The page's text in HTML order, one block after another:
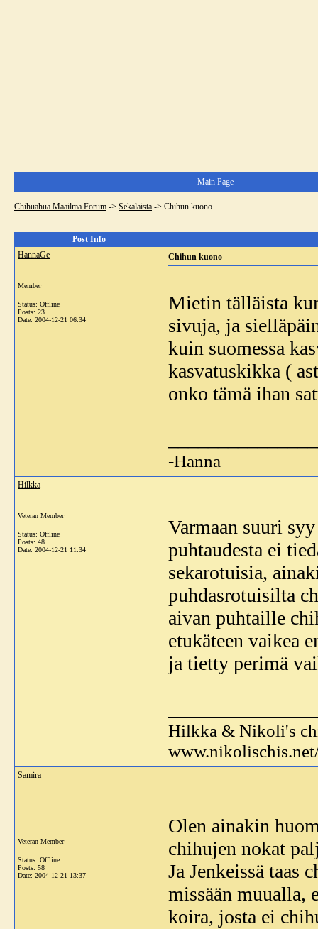
Main Page
Chihuahua Maailma Forum -> Sekalaista -> Chihun kuono
Post Info
HannaGe
Member
Status: Offline
Posts: 23
Date: 2004-12-21 06:34
Chihun kuono
Mietin tälläista
sivuja, ja
kuin suomessa
kasvatuskikka (
onko tämä ihan
-Hanna
Hilkka
Veteran Member
Status: Offline
Posts: 48
Date: 2004-12-21 11:34
Varmaan suuri
puhtaudesta ei
sekarotuisia,
puhdasrotuisilta
aivan puhtaille
etukäteen vaikea
ja tietty perimä
Hilkka & Nikoli's
Samira
Veteran Member
Status: Offline
Posts: 58
Date: 2004-12-21 13:37
Olen ainakin
chihujen nokat
Ja Jenkeissä taas
missään muualla,
koira, josta ei